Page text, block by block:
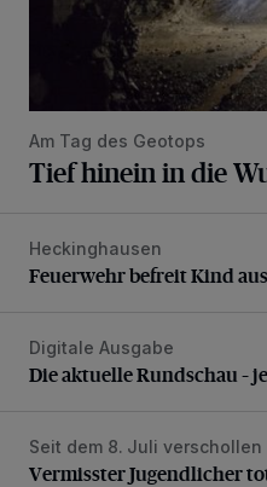
Am Tag des Geotops
Tief hinein in die
Feuerwehr befreit Kind aus
Heckinghausen
Feuerwehr befreit Kind
Die aktuelle Rundschau –
Digitale Ausgabe
Die aktuelle Rundschau –
Vermisster Jugendlicher tot
Seit dem 8. Juli verschollen
Vermisster Jugendlicher